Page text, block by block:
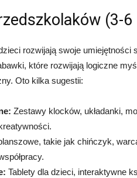
(3-6
rozwijają swoje umiejętności
które rozwijają logiczne
Oto kilka sugestii:
Zestawy klocków, układanki,
takie jak chińczyk,
Tablety dla dzieci, interaktywne